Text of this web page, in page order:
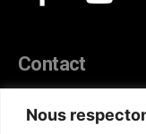
Nous
Contact
Téléphone :(+221)